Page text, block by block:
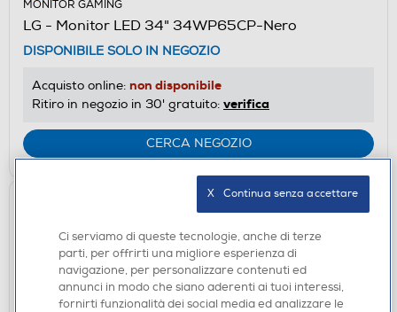
MONITOR GAMING
LG - Monitor LED 34" 34WP65CP-Nero
DISPONIBILE SOLO IN NEGOZIO
Acquisto online: non disponibile
Ritiro in negozio in 30' gratuito: verifica
CERCA NEGOZIO
Ci serviamo di queste tecnologie, anche di terze
parti, per offrirti una migliore esperienza di
navigazione, per personalizzare contenuti ed
annunci in modo che siano aderenti ai tuoi interessi,
fornirti funzionalità dei social media ed analizzare le
X   Continua senza accettare